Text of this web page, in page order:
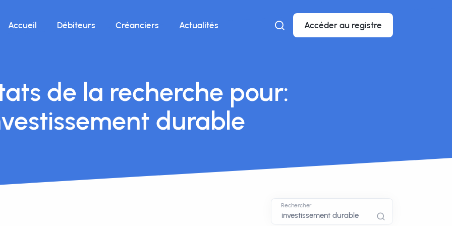
Accueil Débiteurs Créanciers Actualités Accéder au registre
de la recherche pour:
durable
Rechercher